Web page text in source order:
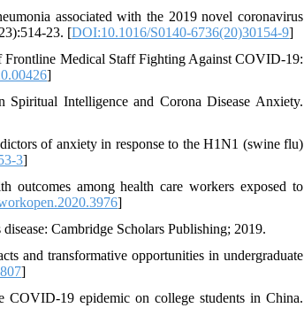
associated with the 2019 novel coronavirus
23. [DOI:10.1016/S0140-6736(20)30154-9]
Medical Staff Fighting Against COVID-19:
]
Intelligence and Corona Disease Anxiety.
of anxiety in response to the H1N1 (swine flu)
3]
among health care workers exposed to
]
Cambridge Scholars Publishing; 2019.
and transformative opportunities in undergraduate
]
19 epidemic on college students in China.